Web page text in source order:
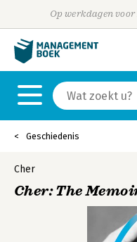
Op werkdagen
Geschiedenis
Cher
Cher: The